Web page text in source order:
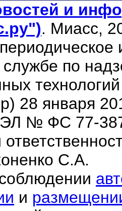
и
. Миасс,
по
28 января
ЭЛ № ФС 77-
С.А.
и